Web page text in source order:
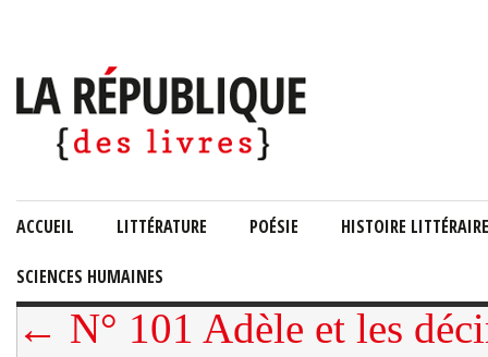
ACCUEIL LITTÉRATURE POÉSIE HISTOIRE LITTÉRAIRE
SCIENCES HUMAINES
← N° 101 Adèle et les